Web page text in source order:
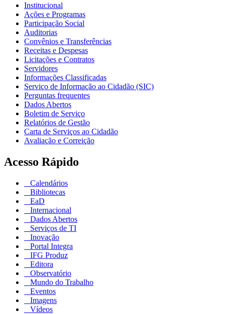
Institucional
Ações e Programas
Participação Social
Auditorias
Convênios e Transferências
Receitas e Despesas
Licitações e Contratos
Servidores
Informações Classificadas
Serviço de Informação ao Cidadão (SIC)
Perguntas frequentes
Dados Abertos
Boletim de Serviço
Relatórios de Gestão
Carta de Serviços ao Cidadão
Avaliação e Correição
Acesso Rápido
Calendários
Bibliotecas
EaD
Internacional
Dados Abertos
Serviços de TI
Inovação
Portal Integra
IFG Produz
Editora
Observatório
Mundo do Trabalho
Eventos
Imagens
Vídeos